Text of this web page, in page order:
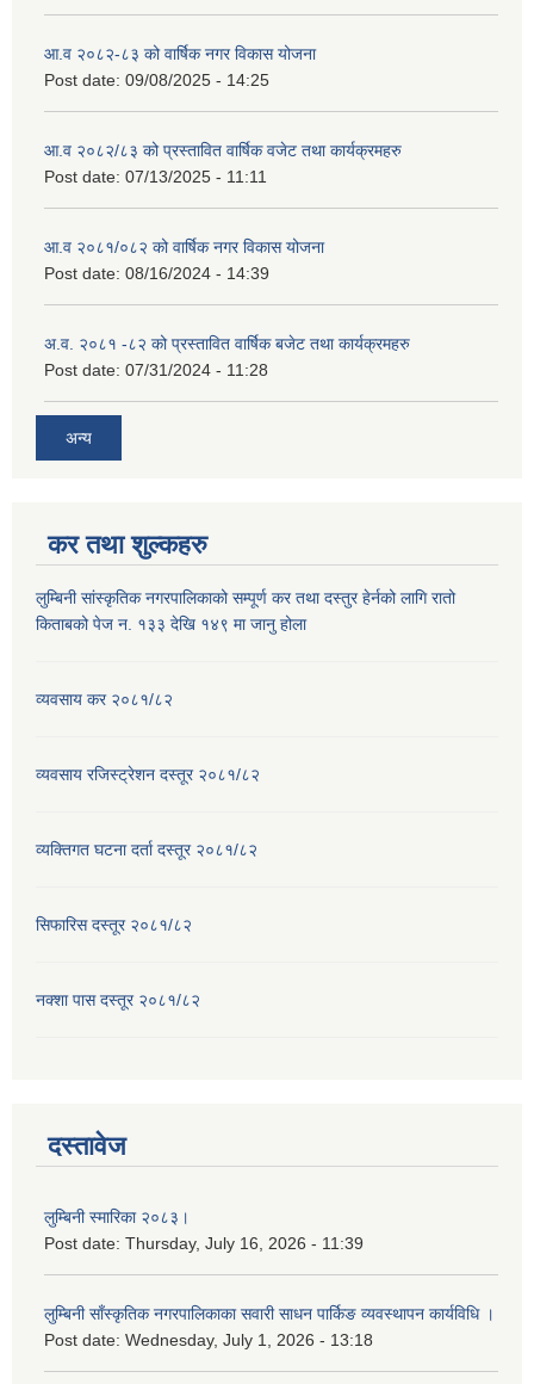
आ.व २०८२-८३ को वार्षिक नगर विकास योजना
Post date: 09/08/2025 - 14:25
आ.व २०८२/८३ को प्रस्तावित वार्षिक वजेट तथा कार्यक्रमहरु
Post date: 07/13/2025 - 11:11
आ.व २०८१/०८२ को वार्षिक नगर विकास योजना
Post date: 08/16/2024 - 14:39
अ.व. २०८१ -८२ को प्रस्तावित वार्षिक बजेट तथा कार्यक्रमहरु
Post date: 07/31/2024 - 11:28
अन्य
कर तथा शुल्कहरु
लुम्बिनी सांस्कृतिक नगरपालिकाको सम्पूर्ण कर तथा दस्तुर हेर्नको लागि रातो
किताबको पेज न. १३३ देखि १४९ मा जानु होला
व्यवसाय कर २०८१/८२
व्यवसाय रजिस्ट्रेशन दस्तूर २०८१/८२
व्यक्तिगत घटना दर्ता दस्तूर २०८१/८२
सिफारिस दस्तूर २०८१/८२
नक्शा पास दस्तूर २०८१/८२
दस्तावेज
लुम्बिनी स्मारिका २०८३।
Post date: Thursday, July 16, 2026 - 11:39
लुम्बिनी साँस्कृतिक नगरपालिकाका सवारी साधन पार्किङ व्यवस्थापन कार्यविधि ।
Post date: Wednesday, July 1, 2026 - 13:18